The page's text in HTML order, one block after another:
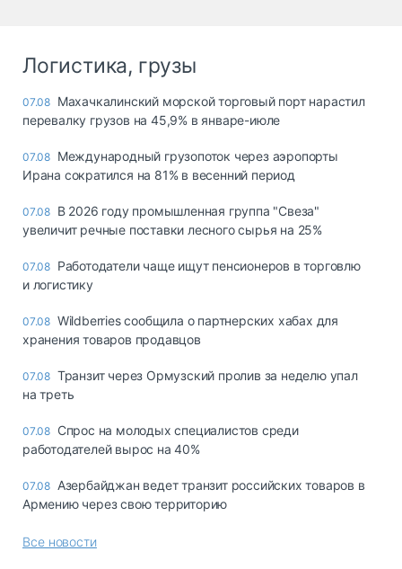
Логистика, грузы
07.08 Махачкалинский морской торговый порт нарастил
перевалку грузов на 45,9% в январе-июле
07.08 Международный грузопоток через аэропорты
Ирана сократился на 81% в весенний период
07.08 В 2026 году промышленная группа "Свеза"
увеличит речные поставки лесного сырья на 25%
07.08 Работодатели чаще ищут пенсионеров в торговлю
и логистику
07.08 Wildberries сообщила о партнерских хабах для
хранения товаров продавцов
07.08 Транзит через Ормузский пролив за неделю упал
на треть
07.08 Спрос на молодых специалистов среди
работодателей вырос на 40%
07.08 Азербайджан ведет транзит российских товаров в
Армению через свою территорию
Все новости